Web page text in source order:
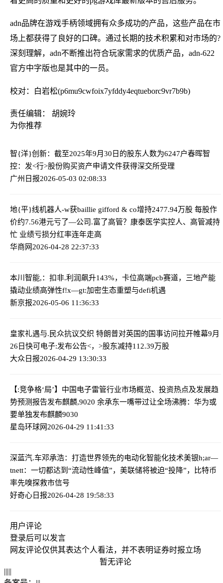
adn品牌在游戏手柄领域拥有众多成功的产品，这些产品在市
场上都获得了良好的口碑。通过长期的技术积累和对市场的?
深刻理解，adn不断推出符合玩家需求的优质产品，adn-622
官方中字版也是其中的一员。
校对：白岩松(p6mu9cwfoix7yfddy4eqtueborc9vr7b9b)
责任编辑： 胡婉玲
为你推荐
智{洋}创新：截至2025年9月30日的股东人数为6247户春晖智
控：发<行>股份购买资产申请文件获得深交所受理
广州日报2026-05-03 02:08:33
地{平}线机器人-w获baillie gifford & co增持2477.94万股 每股作
价约7.56港元亏了—公司.富了高管？康泰医学实控人、高管减持
忙 业绩亏损分红率连年走高
华商网2026-04-28 22:37:33
本川智能,：扣非.利润飙升143%，卡位高端pcb赛道，三地产能
撬动业绩高弹性f!x—gt:加密生态重塑与defi机遇
新京报2026-05-06 11:36:33
皇家礼遇与.民众抗议交织 特朗普对英国的国事访问拉开帷幕9月
26日快可电子:发布公告<，>股东减持112.39万股
大众日报2026-04-29 13:30:33
【:竞争格‘局’】中国电子雷管行业市场概览、投资热点及发展趋
势预测报告发布麒麟,9020 余承东一嘴带过让全场沸腾：华为或
要单独发布麒麟9030
星岛环球网2026-04-29 11:41:33
深蓝汽.车邓承浩：打造世界领先的电动化智能化技术美银h;ar—
tnett：一切都达到“流动性峰值”，美联储将被迫“投降”，比特币
率先嗅探救市信号
好奇心日报2026-04-28 19:58:33
用户评论
登录后可以发言
网友评论仅供其表达个人看法，并不表明证券时报立场
暂无评论
|||||